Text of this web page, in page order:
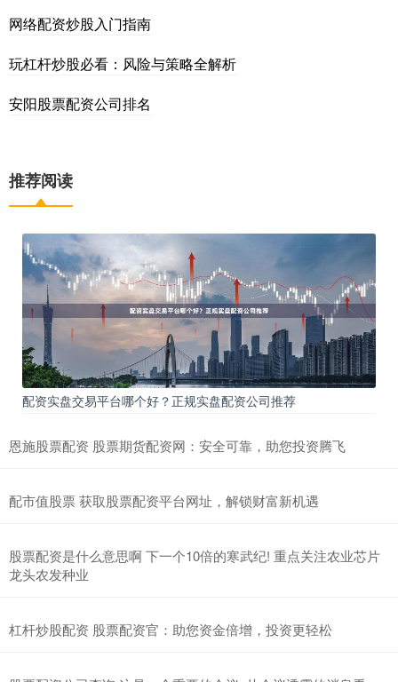
网络配资炒股入门指南
玩杠杆炒股必看：风险与策略全解析
安阳股票配资公司排名
推荐阅读
配资实盘交易平台哪个好？正规实盘配资公司推荐
恩施股票配资 股票期货配资网：安全可靠，助您投资腾飞
配市值股票 获取股票配资平台网址，解锁财富新机遇
股票配资是什么意思啊 下一个10倍的寒武纪! 重点关注农业芯片
龙头农发种业
杠杆炒股配资 股票配资官：助您资金倍增，投资更轻松